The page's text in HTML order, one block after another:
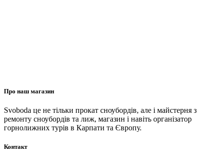
Про наш магазин
Svoboda це не тільки прокат сноубордів, але і майстерня з
ремонту сноубордів та лиж, магазин і навіть організатор
горнолижних турів в Карпати та Європу.
Контакт